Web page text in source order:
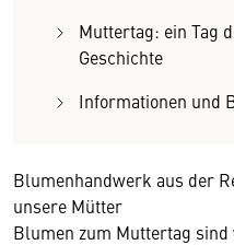
Muttertag: ein Tag
Geschichte
Informationen und
Blumenhandwerk aus der
unsere Mütter
Blumen zum Muttertag